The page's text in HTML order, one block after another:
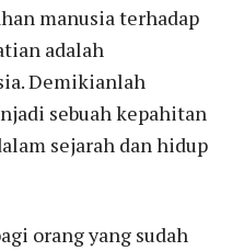
manusia terhadap
adalah
Demikianlah
sebuah kepahitan
sejarah dan hidup
orang yang sudah